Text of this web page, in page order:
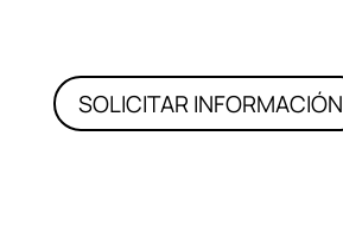
SOLICITAR INFORMACIÓN